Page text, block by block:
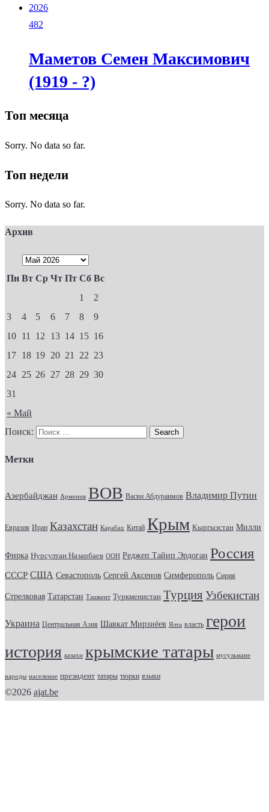
2026
482
Маметов Семен Максимович
(1919 - ?)
Топ месяца
Sorry. No data so far.
Топ недели
Sorry. No data so far.
Архив
Пн Вт Ср Чт Пт Сб Вс
« Май
1
2
3
4 5 6 7 8
9
10 11 12 13 14 15 16
17 18 19 20 21 22 23
24 25 26 27 28 29 30
31
Поиск:
Метки
Азербайджан Армения ВОВ Васви Абдураимов Владимир Путин
Евразия Иран Казахстан Карабах Китай Крым Кыргызстан Милли
Фирка Нурсултан Назарбаев ООН Реджеп Тайип Эрдоган Россия
СССР США Севастополь Сергей Аксенов Симферополь Сирия
Стрелковая Татарстан Ташкент Туркменистан Турция Узбекистан
Украина Центральная Азия Шавкат Мирзиёев Ялта власть герои
история казахи крымские татары мусульмане
народы население президент татары тюрки языки
©2026 ajat.be